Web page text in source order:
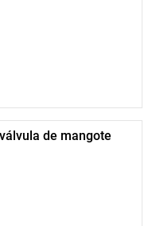
de mangote